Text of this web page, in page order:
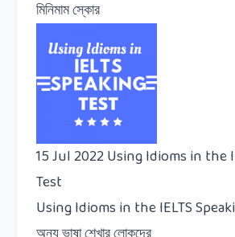
মিনিমাম স্কোর
15 Jul 2022Using Idioms in the
Test
Using Idioms in the IELTS